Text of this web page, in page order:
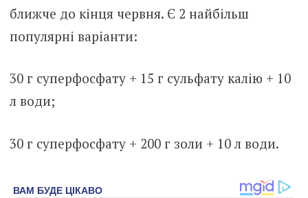
ближче до кінця червня. Є 2 найбільш
популярні варіанти:
30 г суперфосфату + 15 г сульфату калію + 10
л води;
30 г суперфосфату + 200 г золи + 10 л води.